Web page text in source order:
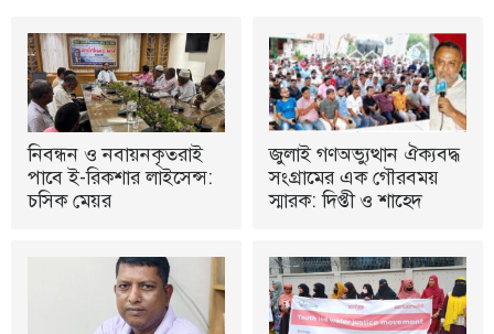
নিবন্ধন ও নবায়নকৃতরাই
পাবে ই-রিকশার লাইসেন্স:
চসিক মেয়র
জুলাই গণঅভ্যুত্থান ঐক্যবদ্ধ
সংগ্রামের এক গৌরবময়
স্মারক: দিপ্তী ও শাহেদ